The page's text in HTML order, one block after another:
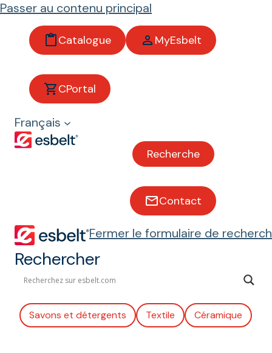
Passer au contenu principal
Catalogue MyEsbelt
CPortal
Français
Recherche
Contact
Fermer le formulaire de
Rechercher
Febor
Bandes polyvalentes pour
applications sans huile
Logistique et centres de distribution
Savons et détergents Textile Céramique